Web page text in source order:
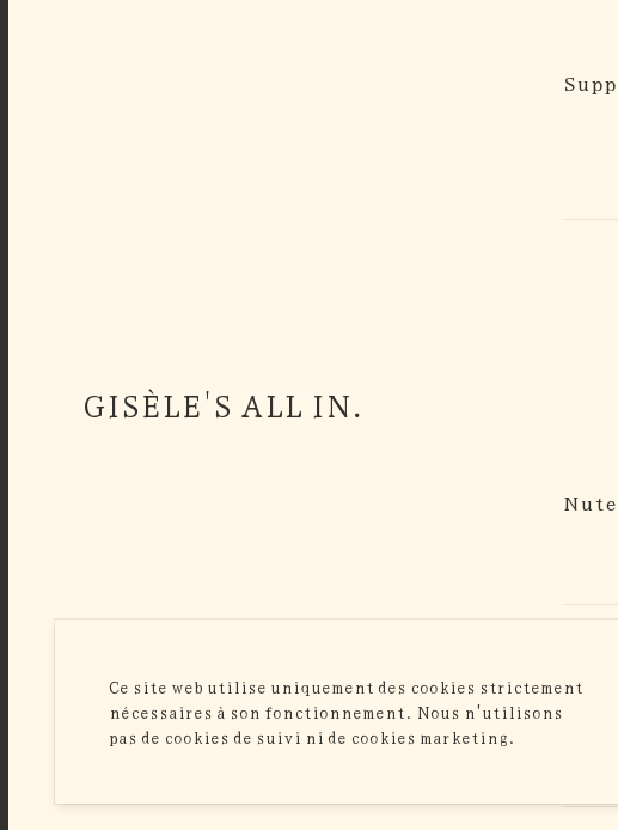
GISÈLE'S ALL IN.
Ce site web utilise uniquement des cookies strictement
nécessaires à son fonctionnement. Nous n'utilisons
pas de cookies de suivi ni de cookies marketing.